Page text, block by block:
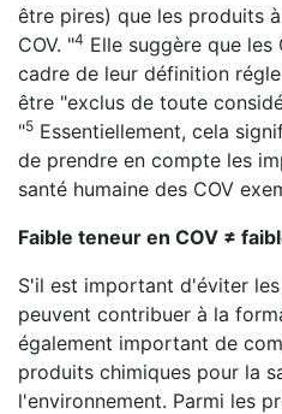
être pires) que les produits
COV. "4 Elle suggère que les
cadre de leur définition
être "exclus de toute
"5 Essentiellement, cela
de prendre en compte les
santé humaine des COV
Faible teneur en COV ≠
S'il est important d'éviter
peuvent contribuer à la
également important de
produits chimiques pour la
l'environnement. Parmi les